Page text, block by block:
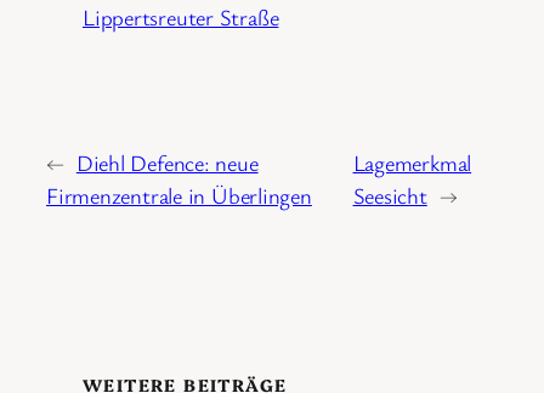
Lippertsreuter Straße
← Diehl Defence: neue
Firmenzentrale in Überlingen
Lagemerkmal
Seesicht →
WEITERE BEITRÄGE